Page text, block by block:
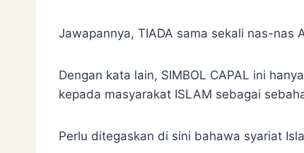
Jawapannya, TIADA sama sekali nas-nas
Dengan kata lain, SIMBOL CAPAL ini
kepada masyarakat ISLAM sebagai
Perlu ditegaskan di sini bahawa syariat